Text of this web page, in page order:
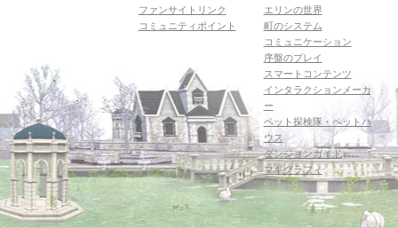
ファンサイトリンク
コミュニティポイント
エリンの世界
町のシステム
コミュニケーション
序盤のプレイ
スマートコンテンツ
インタラクションメーカ
ー
ペット探検隊・ペットハ
ウス
ダンジョンガイド
マギグラフィ